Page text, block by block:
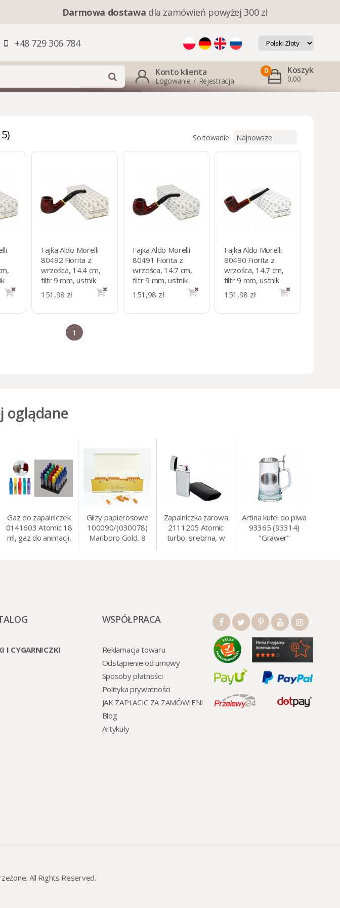
Darmowa dostawa dla zamówień powyżej 300 zł
+48 729 306 784
Konto klienta
Logowanie / Rejestracja
0 Koszyk
0,00
Sortowanie
Fajka Aldo Morelli
80492 Fiorita z
wrzośca, 14.4 cm,
filtr 9 mm, ustnik
czarny akryl
151,98 zł
Fajka Aldo Morelli
80491 Fiorita z
wrzośca, 14.7 cm,
filtr 9 mm, ustnik
czarny akryl
151,98 zł
Fajka Aldo Morelli
80490 Fiorita z
wrzośca, 14.7 cm,
filtr 9 mm, ustnik
czarny akryl,
bordowy
151,98 zł
1
oglądane
Gaz do zapalniczek
0141603 Atomic 18
ml, gaz do animacji,
Gilzy papierosowe
100090/(030078)
Marlboro Gold, 8
Zapalniczka żarowa
2111205 Atomic
turbo, srebrna, w
Artina kufel do piwa
93365 (93314)
"Grawer"
I CYGARNICZKI
WSPÓŁPRACA
Reklamacja towaru
Odstąpienie od umowy
Sposoby płatności
Polityka prywatności
JAK ZAPLACIC ZA ZAMÓWIENI
Blog
Artykuły
All Rights Reserved.